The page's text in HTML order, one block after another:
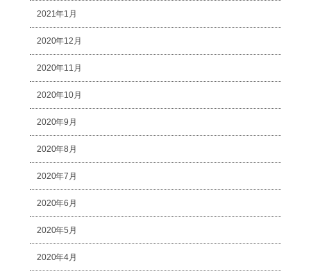
2021年1月
2020年12月
2020年11月
2020年10月
2020年9月
2020年8月
2020年7月
2020年6月
2020年5月
2020年4月